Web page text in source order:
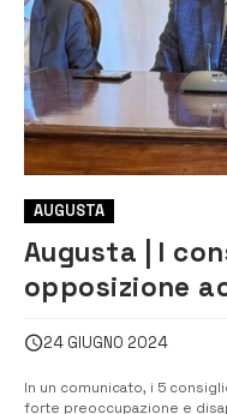
AUGUSTA
Augusta | I
opposizione
oncologico
24 GIUGNO 2024
In un comunicato, i 5
forte preoccupazione e